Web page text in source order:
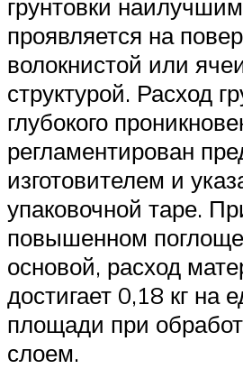
грунтовки
проявляется на
волокнистой или
структурой. Расход
глубокого
регламентирован
изготовителем и
упаковочной таре.
повышенном
основой, расход
достигает 0,18 кг на
площади при
слоем.